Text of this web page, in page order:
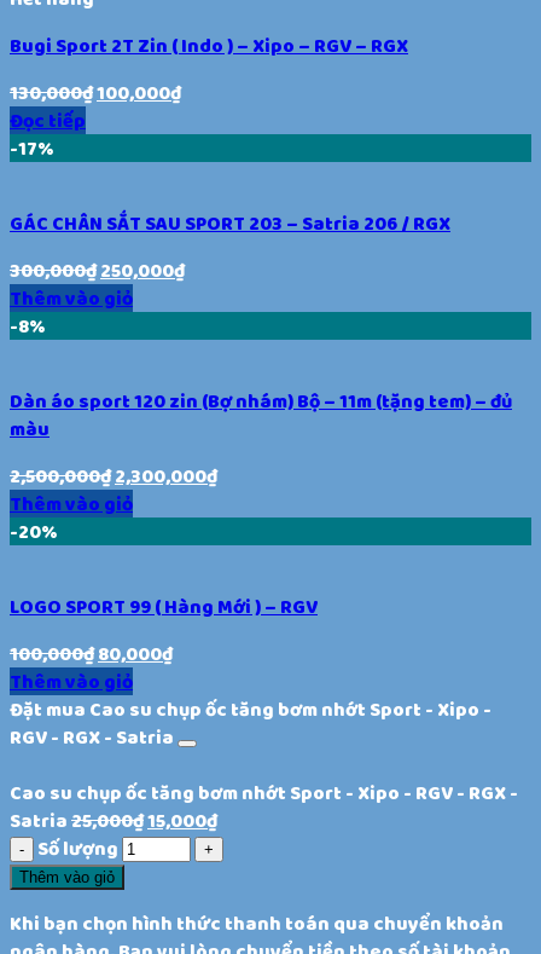
Bugi Sport 2T Zin ( Indo ) – Xipo – RGV – RGX
130,000₫100,000₫
Đọc tiếp
-17%
GÁC CHÂN SẮT SAU SPORT 203 – Satria 206 / RGX
300,000₫250,000₫
Thêm vào giỏ
-8%
Dàn áo sport 120 zin (Bợ nhám) Bộ – 11m (tặng tem) – đủ
màu
2,500,000₫2,300,000₫
Thêm vào giỏ
-20%
LOGO SPORT 99 ( Hàng Mới ) – RGV
100,000₫80,000₫
Thêm vào giỏ
Đặt mua Cao su chụp ốc tăng bơm nhớt Sport - Xipo -
RGV - RGX - Satria
Cao su chụp ốc tăng bơm nhớt Sport - Xipo - RGV - RGX -
Satria25,000₫15,000₫
Số lượng
Thêm vào giỏ
Khi bạn chọn hình thức thanh toán qua chuyển khoản